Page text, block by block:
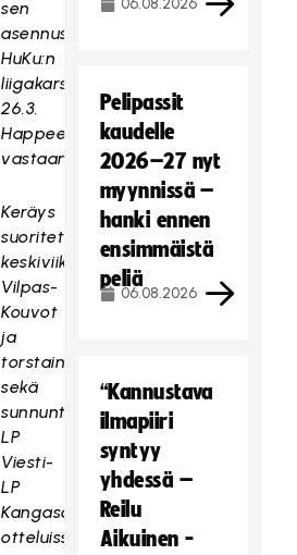
sen
asennus
HuKu:n
liigakarsintaotteluun
26.3.
Happeeta
vastaan.
Keräys
suoritetaan
keskiviikon
Vilpas-
Kouvot
ja
torstain
sekä
sunnuntain
LP
Viesti-
LP
Kangasala
otteluissa.
06.08.2026
Pelipassit
kaudelle
2026–27 nyt
myynnissä –
hanki ennen
ensimmäistä
peliä
06.08.2026
“Kannustava
ilmapiiri
syntyy
yhdessä –
Reilu
Aikuinen -